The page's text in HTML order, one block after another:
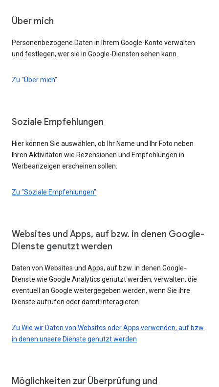
Über mich
Personenbezogene Daten in Ihrem Google-Konto verwalten
und festlegen, wer sie in Google-Diensten sehen kann.
Zu "Über mich"
Soziale Empfehlungen
Hier können Sie auswählen, ob Ihr Name und Ihr Foto neben
Ihren Aktivitäten wie Rezensionen und Empfehlungen in
Werbeanzeigen erscheinen sollen.
Zu "Soziale Empfehlungen"
Websites und Apps, auf bzw. in denen Google-
Dienste genutzt werden
Daten von Websites und Apps, auf bzw. in denen Google-
Dienste wie Google Analytics genutzt werden, verwalten, die
eventuell an Google weitergegeben werden, wenn Sie ihre
Dienste aufrufen oder damit interagieren.
Zu Wie wir Daten von Websites oder Apps verwenden, auf bzw.
in denen unsere Dienste genutzt werden
Möglichkeiten zur Überprüfung und